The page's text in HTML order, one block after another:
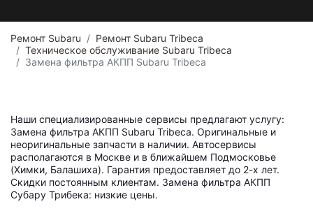
Ремонт Subaru
Ремонт Subaru Tribeca
Техническое обслуживание Subaru Tribeca
Замена фильтра АКПП Subaru Tribeca
Наши специализированные сервисы предлагают услугу:
Замена фильтра АКПП Subaru Tribeca. Оригинальные и
неоригинальные запчасти в наличии. Автосервисы
располагаются в Москве и в ближайшем Подмосковье
(Химки, Балашиха). Гарантия предоставляет до 2-х лет.
Скидки постоянным клиентам. Замена фильтра АКПП
Субару Трибека: низкие цены.